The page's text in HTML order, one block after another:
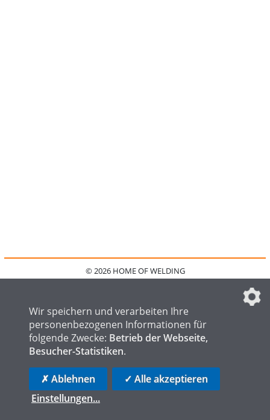
© 2026 HOME OF WELDING
IMPRESSUM
FAQ
DATENSCHUTZEINSTELLUNGEN
HOME OF STEEL
HOME OF LOGISTICS
Wir speichern und verarbeiten Ihre
personenbezogenen Informationen für
folgende Zwecke: Betrieb der Webseite,
Besucher-Statistiken.
✗ Ablehnen
✓ Alle akzeptieren
Einstellungen...